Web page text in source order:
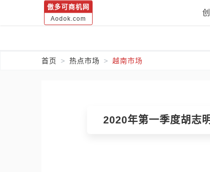
傲多可商机网
Aodok.com
首页 热点市场 越南市场
2020年第一季度胡志